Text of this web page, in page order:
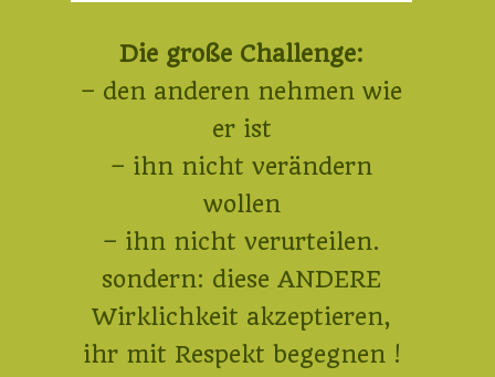
Die große Challenge:
– den anderen nehmen wie
er ist
– ihn nicht verändern
wollen
– ihn nicht verurteilen.
sondern: diese ANDERE
Wirklichkeit akzeptieren,
ihr mit Respekt begegnen !